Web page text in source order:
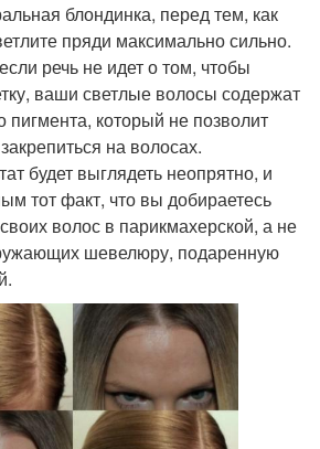
блондинка, перед тем, как
пряди максимально сильно.
речь не идет о том, чтобы
ваши светлые волосы содержат
пигмента, который не позволит
на волосах.
будет выглядеть неопрятно, и
тот факт, что вы добираетесь
волос в парикмахерской, а не
шевелюру, подаренную